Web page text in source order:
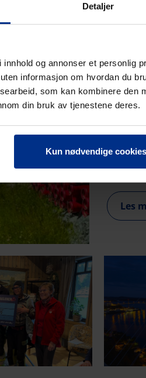
Detaljer
og annonser et personlig
informasjon om hvordan du
som kan kombinere den
din bruk av tjenestene deres.
Kun nødvendige cookies
PÅ
11. juni
Den nye
svinger
Les